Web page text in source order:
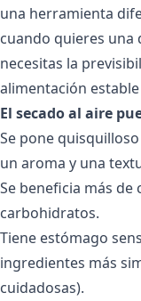
una herramienta
cuando quieres una
necesitas la
alimentación
El secado al aire
Se pone
un aroma y una
Se beneficia más
carbohidratos.
Tiene estómago
ingredientes más
cuidadosas).